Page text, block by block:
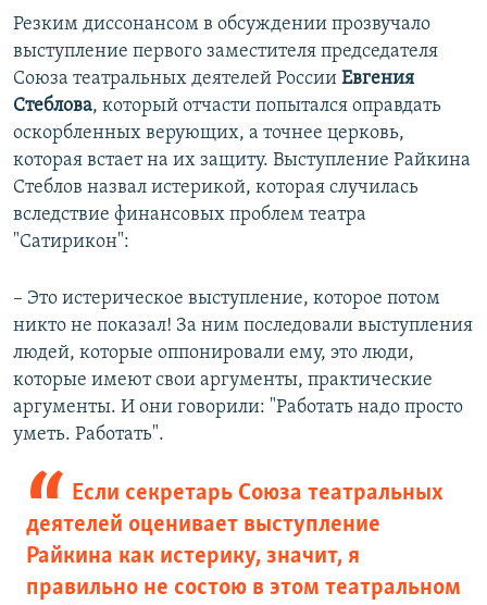
Резким диссонансом в обсуждении прозвучало
выступление первого заместителя председателя
Союза театральных деятелей России Евгения
Стеблова, который отчасти попытался оправдать
оскорбленных верующих, а точнее церковь,
которая встает на их защиту. Выступление Райкина
Стеблов назвал истерикой, которая случилась
вследствие финансовых проблем театра
"Сатирикон":
– Это истерическое выступление, которое потом
никто не показал! За ним последовали выступления
людей, которые оппонировали ему, это люди,
которые имеют свои аргументы, практические
аргументы. И они говорили: "Работать надо просто
уметь. Работать".
Если секретарь Союза театральных
деятелей оценивает выступление
Райкина как истерику, значит, я
правильно не состою в этом театральном